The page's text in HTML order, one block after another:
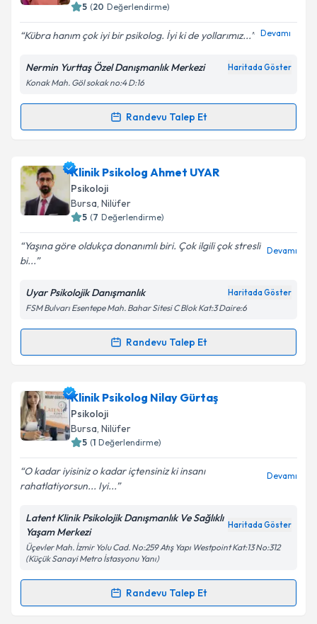
Kişisel verilerimin işlenmesine ilişkin
Metni'ni okudum ve kişisel verilerimin belirtilen
kapsamda işlenmesini kabul ediyorum.
5 (20 Değerlendirme)
Kübra hanım çok iyi bir psikolog. İyi ki de yollarımız... Devamı
Nermin Yurttaş Özel Danışmanlık Merkezi Haritada Göster
Konak Mah. Göl sokak no:4 D:16
Randevu Talep Et
Randevu Takvimi Talebi
Psk. Nermin Yurttaşiçin randevu takvimi talebi
oluşturun. Size bu uzmandan randevu almanız için bir
takvim hazırlandığında e-posta ile bilgilendireceğiz.
Kişisel verilerimin işlenmesine ilişkin
Aydınlatma
Metni'ni okudum ve kişisel verilerimin belirtilen
kapsamda işlenmesini kabul ediyorum.
Klinik Psikolog Ahmet UYAR
Psikoloji
Bursa, Nilüfer
5 (7 Değerlendirme)
Yaşına göre oldukça donanımlı biri. Çok ilgili çok stresli
bi...
Devamı
Uyar Psikolojik Danışmanlık Haritada Göster
FSM Bulvarı Esentepe Mah. Bahar Sitesi C Blok Kat:3 Daire:6
Randevu Talep Et
Randevu Takvimi Talebi
Klinik Psikolog Ahmet UYARiçin randevu takvimi
talebi oluşturun. Size bu uzmandan randevu almanız
için bir takvim hazırlandığında e-posta ile
bilgilendireceğiz.
E-posta Adresiniz
Kişisel verilerimin işlenmesine ilişkin
Metni'ni okudum ve kişisel verilerimin belirtilen
kapsamda işlenmesini kabul ediyorum.
Takvim Talebini Gönder
Klinik Psikolog Nilay Gürtaş
Psikoloji
Bursa, Nilüfer
5 (1 Değerlendirme)
O kadar iyisiniz o kadar içtensiniz ki insanı
rahatlatiyorsun... Iyi...
Devamı
Latent Klinik Psikolojik Danışmanlık Ve Sağlıklı
Yaşam Merkezi
Haritada Göster
Üçevler Mah. İzmir Yolu Cad. No:259 Atış Yapı Westpoint Kat:13 No:312
(Küçük Sanayi Metro İstasyonu Yanı)
Randevu Talep Et
Randevu Takvimi Talebi